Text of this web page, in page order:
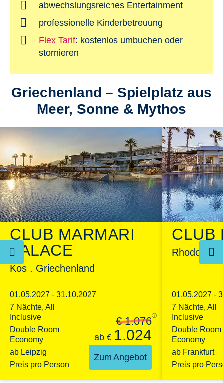
abwechslungsreiches Entertainment
professionelle Kinderbetreuung
Flex Tarif: kostenlos umbuchen oder
stornieren
Griechenland – Spielplatz aus
Meer, Sonne & Mythos
CLUB MARMARI
PALACE
Kos . Griechenland
01.05.2027 - 31.10.2027
7 Nächte, All
Inclusive
Double Room
Economy
ab Leipzig
Preis pro Person
ⓘ
€ 1.076
ab € 1.024
Zum Angebot
CLUB
Rhodos .
01.05.2027 -
7 Nächte, All
Inclusive
Double Room
Economy
ab Frankfurt
Preis pro